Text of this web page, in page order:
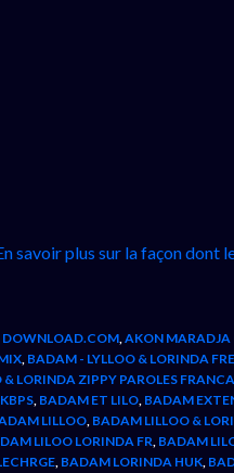
savoir plus sur la façon dont
DOWNLOAD.COM,AKON MARADJA
, BADAM - LYLLOO & LORINDA
LORINDA ZIPPY PAROLES
, BADAM ET LILO, BADAM
LILLOO, BADAM LILLOO &
LILOO LORINDA FR, BADAM
, BADAM LORINDA HUK,